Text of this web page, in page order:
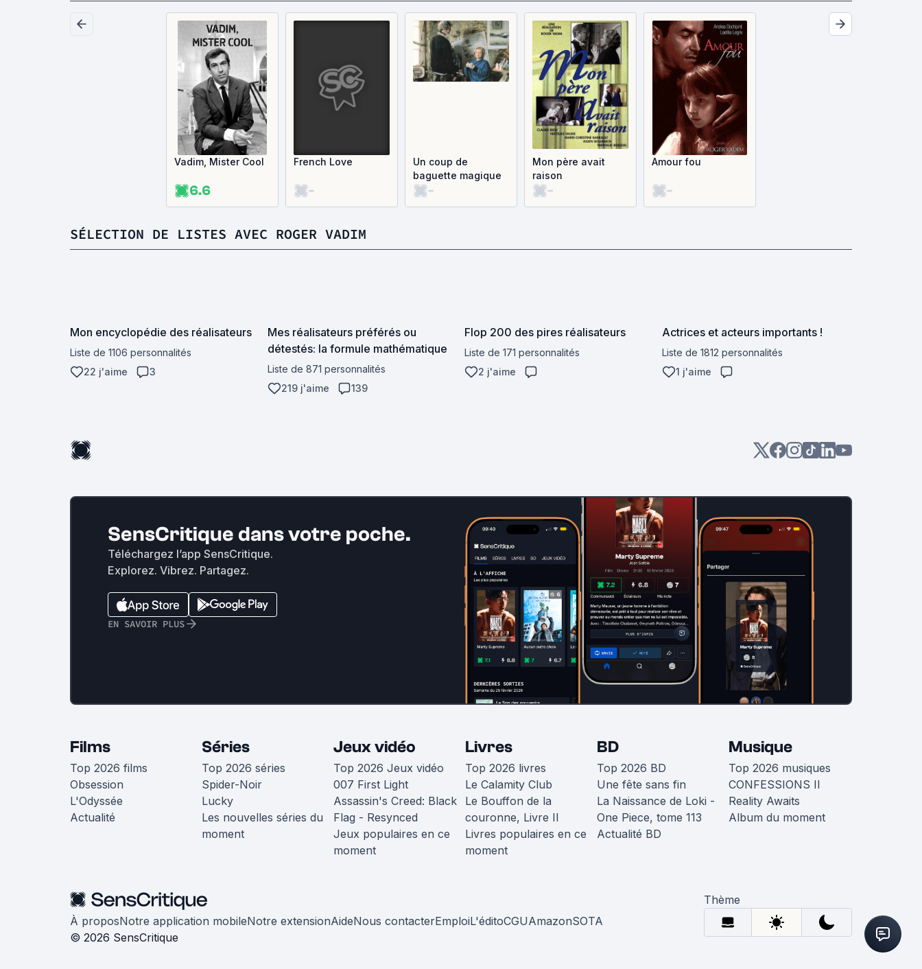
Vadim, Mister Cool
6.6
French Love
-
Un coup de
baguette magique
-
Mon père avait
raison
-
Amour fou
-
SÉLECTION DE LISTES AVEC ROGER VADIM
Mon encyclopédie des réalisateurs
Liste de 1106 personnalités
22 j'aime
3
Mes réalisateurs préférés ou
détestés: la formule mathématique
Liste de 871 personnalités
219 j'aime
139
Flop 200 des pires réalisateurs
Liste de 171 personnalités
2 j'aime
Actrices et acteurs importants !
Liste de 1812 personnalités
1 j'aime
SensCritique dans votre poche.
Téléchargez l’app SensCritique.
Explorez. Vibrez. Partagez.
EN SAVOIR PLUS
Films
Top 2026 films
Obsession
L'Odyssée
Actualité
Séries
Top 2026 séries
Spider-Noir
Lucky
Les nouvelles séries du
moment
Jeux vidéo
Top 2026 Jeux vidéo
007 First Light
Assassin's Creed: Black
Flag - Resynced
Jeux populaires en ce
moment
Livres
Top 2026 livres
Le Calamity Club
Le Bouffon de la
couronne, Livre II
Livres populaires en ce
moment
BD
Top 2026 BD
Une fête sans fin
La Naissance de Loki -
One Piece, tome 113
Actualité BD
Musique
Top 2026 musiques
CONFESSIONS II
Reality Awaits
Album du moment
À proposNotre application mobileNotre extensionAideNous contacterEmploiL'éditoCGUAmazonSOTA
© 2026 SensCritique
Thème